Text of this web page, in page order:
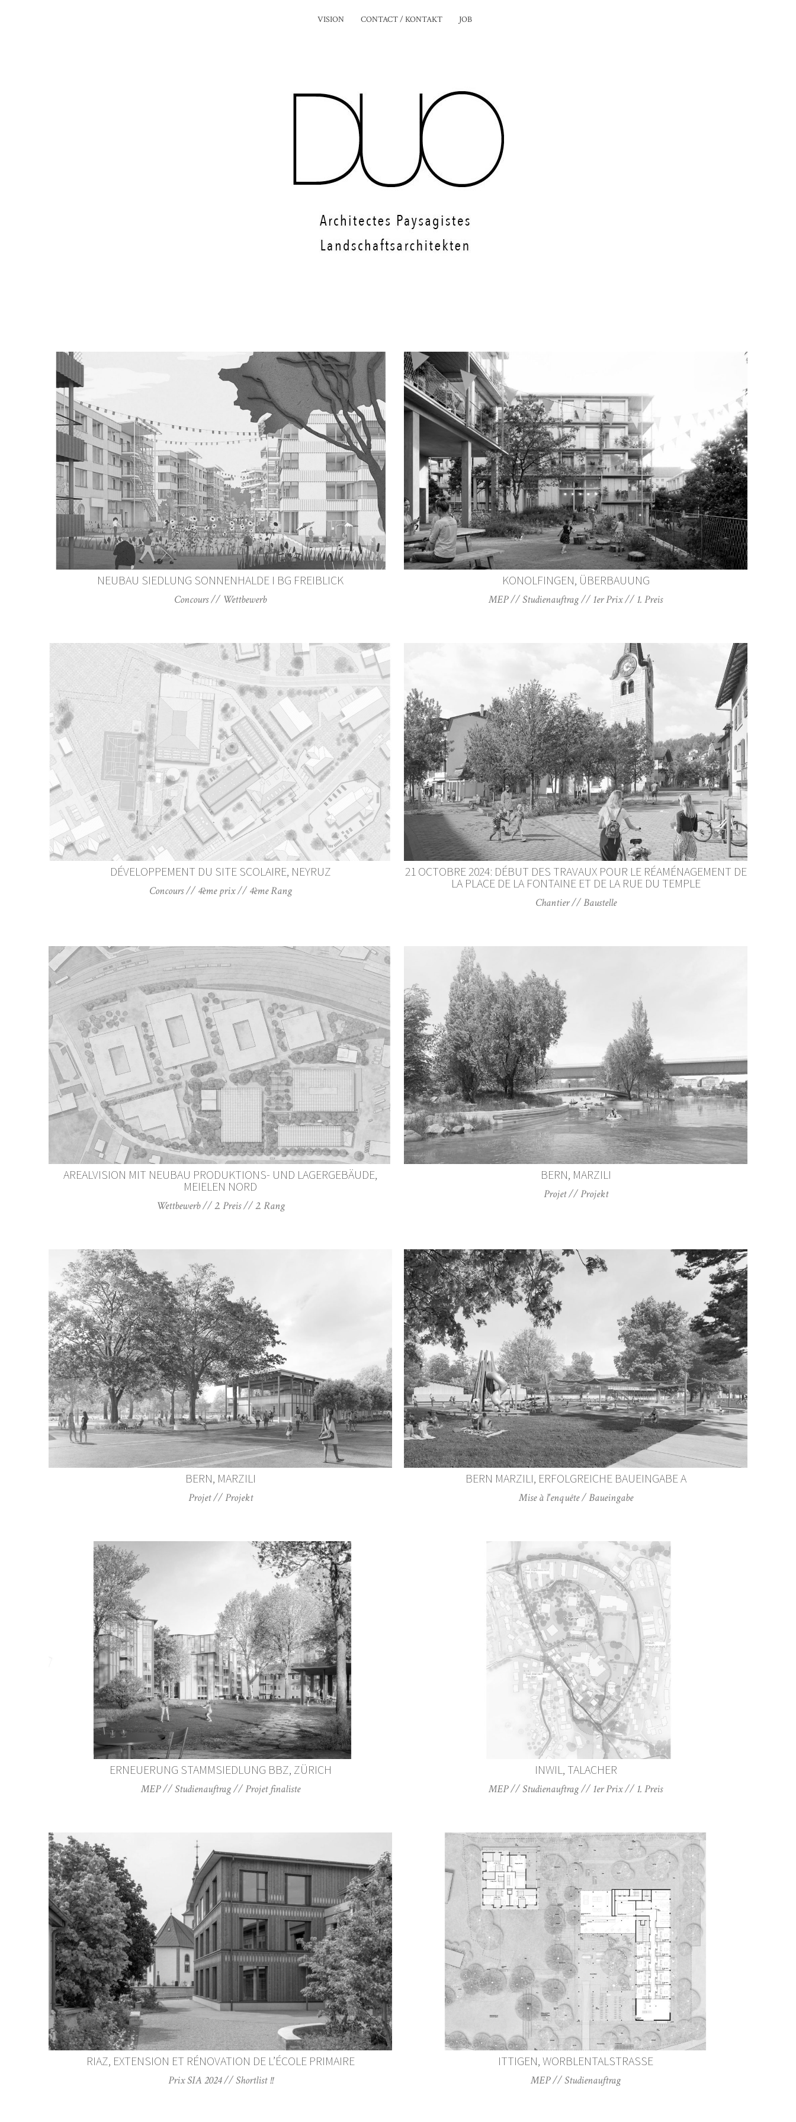
VISION CONTACT / KONTAKT JOB
NEUBAU SIEDLUNG SONNENHALDE I BG FREIBLICK
Concours // Wettbewerb
KONOLFINGEN, ÜBERBAUUNG
MEP // Studienauftrag // 1er Prix // 1. Preis
DÉVELOPPEMENT DU SITE SCOLAIRE, NEYRUZ
Concours // 4ème prix // 4ème Rang
21 OCTOBRE 2024: DÉBUT DES TRAVAUX POUR LE RÉAMÉNAGEMENT DE
LA PLACE DE LA FONTAINE ET DE LA RUE DU TEMPLE
Chantier // Baustelle
AREALVISION MIT NEUBAU PRODUKTIONS- UND LAGERGEBÄUDE,
MEIELEN NORD
Wettbewerb // 2. Preis // 2. Rang
BERN, MARZILI
Projet // Projekt
BERN, MARZILI
Projet // Projekt
BERN MARZILI, ERFOLGREICHE BAUEINGABE A
Mise à l'enquête / Baueingabe
ERNEUERUNG STAMMSIEDLUNG BBZ, ZÜRICH
MEP // Studienauftrag // Projet finaliste
INWIL, TALACHER
MEP // Studienauftrag // 1er Prix // 1. Preis
RIAZ, EXTENSION ET RÉNOVATION DE L’ÉCOLE PRIMAIRE
Prix SIA 2024 // Shortlist !!
ITTIGEN, WORBLENTALSTRASSE
MEP // Studienauftrag